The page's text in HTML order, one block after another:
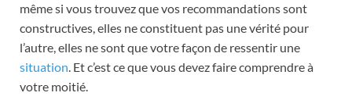
même si vous trouvez que vos recommandations sont
constructives, elles ne constituent pas une vérité pour
l’autre, elles ne sont que votre façon de ressentir une
situation. Et c’est ce que vous devez faire comprendre à
votre moitié.